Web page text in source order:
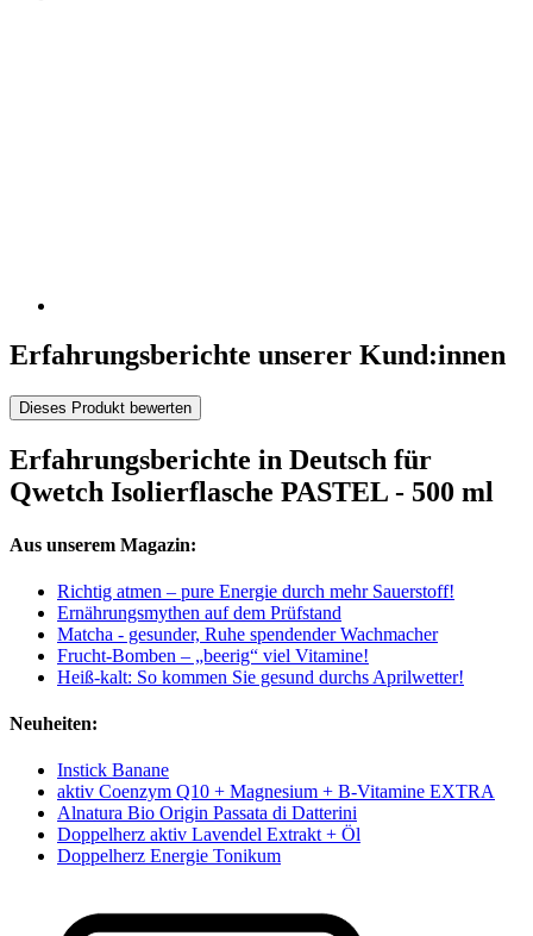
Erfahrungsberichte unserer Kund:innen
Dieses Produkt bewerten
Erfahrungsberichte in Deutsch für
Qwetch Isolierflasche PASTEL - 500 ml
Aus unserem Magazin:
Richtig atmen – pure Energie durch mehr Sauerstoff!
Ernährungsmythen auf dem Prüfstand
Matcha - gesunder, Ruhe spendender Wachmacher
Frucht-Bomben – „beerig“ viel Vitamine!
Heiß-kalt: So kommen Sie gesund durchs Aprilwetter!
Neuheiten:
Instick Banane
aktiv Coenzym Q10 + Magnesium + B-Vitamine EXTRA
Alnatura Bio Origin Passata di Datterini
Doppelherz aktiv Lavendel Extrakt + Öl
Doppelherz Energie Tonikum